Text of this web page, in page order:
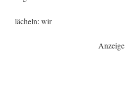
lächeln: wir
Anzeige